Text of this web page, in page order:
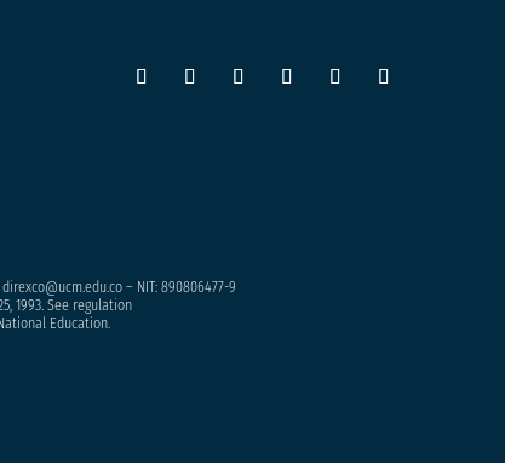
– NIT: 890806477-9
1993. See regulation
Education.